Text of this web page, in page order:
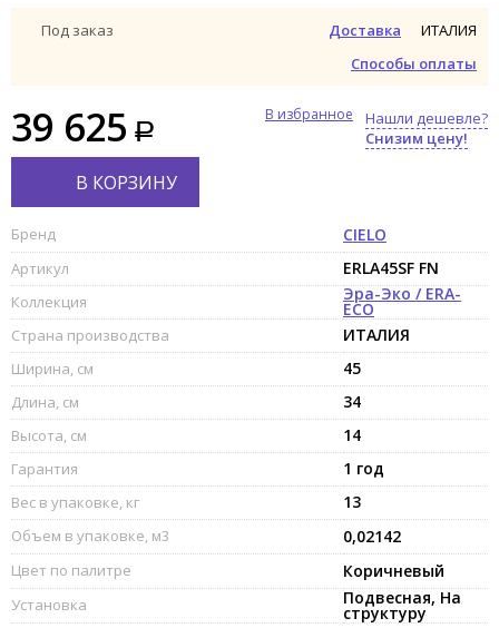
Под заказ
Доставка
Способы оплаты
ИТАЛИЯ
39 625
Нашли дешевле?
Снизим цену!
В избранное
В КОРЗИНУ
Бренд CIELO
Артикул ERLA45SF FN
Коллекция Эра-Эко / ERA-
ECO
Страна производства ИТАЛИЯ
Ширина, см 45
Длина, см 34
Высота, см 14
Гарантия 1 год
Вес в упаковке, кг 13
Объем в упаковке, м3 0,02142
Цвет по палитре Коричневый
Установка Подвесная, На
структуру